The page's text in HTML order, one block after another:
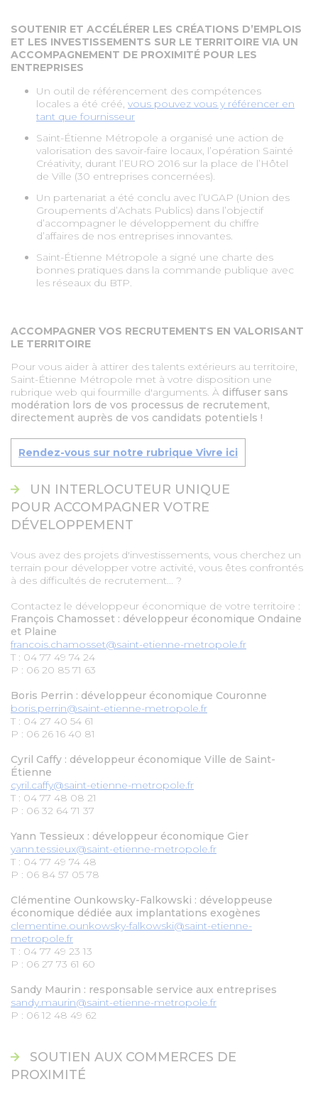
PORTAIL DES COMMUNES
SOUTENIR ET ACCÉLÉRER LES CRÉATIONS D’EMPLOIS
ET LES INVESTISSEMENTS SUR LE TERRITOIRE VIA UN
ACCOMPAGNEMENT DE PROXIMITÉ POUR LES
ENTREPRISES
Un outil de référencement des compétences
locales a été créé, vous pouvez vous y référencer en
tant que fournisseur
Saint-Étienne Métropole a organisé une action de
valorisation des savoir-faire locaux, l’opération Sainté
Créativity, durant l’EURO 2016 sur la place de l’Hôtel
de Ville (30 entreprises concernées).
Un partenariat a été conclu avec l’UGAP (Union des
Groupements d’Achats Publics) dans l’objectif
d’accompagner le développement du chiffre
d’affaires de nos entreprises innovantes.
Saint-Étienne Métropole a signé une charte des
bonnes pratiques dans la commande publique avec
les réseaux du BTP.
ACCOMPAGNER VOS RECRUTEMENTS EN VALORISANT
LE TERRITOIRE
Pour vous aider à attirer des talents extérieurs au territoire,
Saint-Étienne Métropole met à votre disposition une
rubrique web qui fourmille d'arguments. À diffuser sans
modération lors de vos processus de recrutement,
directement auprès de vos candidats potentiels !
Rendez-vous sur notre rubrique Vivre ici
UN INTERLOCUTEUR UNIQUE
POUR ACCOMPAGNER VOTRE
DÉVELOPPEMENT
Vous avez des projets d'investissements, vous cherchez un
terrain pour développer votre activité, vous êtes confrontés
à des difficultés de recrutement... ?
Contactez le développeur économique de votre territoire :
François Chamosset : développeur économique Ondaine
et Plaine
francois.chamosset@saint-etienne-metropole.fr
T : 04 77 49 74 24
P : 06 20 85 71 63
Boris Perrin : développeur économique Couronne
boris.perrin@saint-etienne-metropole.fr
T : 04 27 40 54 61
P : 06 26 16 40 81
Cyril Caffy : développeur économique Ville de Saint-
Étienne
cyril.caffy@saint-etienne-metropole.fr
T : 04 77 48 08 21
P : 06 32 64 71 37
Yann Tessieux : développeur économique Gier
yann.tessieux@saint-etienne-metropole.fr
T : 04 77 49 74 48
P : 06 84 57 05 78
Clémentine Ounkowsky-Falkowski : développeuse
économique dédiée aux implantations exogènes
clementine.ounkowsky-falkowski@saint-etienne-
metropole.fr
T : 04 77 49 23 13
P : 06 27 73 61 60
Sandy Maurin : responsable service aux entreprises
sandy.maurin@saint-etienne-metropole.fr
P : 06 12 48 49 62
SOUTIEN AUX COMMERCES DE
PROXIMITÉ